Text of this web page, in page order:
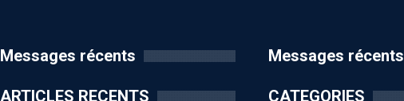
Messages récents
ARTICLES RECENTS
Messages récents
CATEGORIES